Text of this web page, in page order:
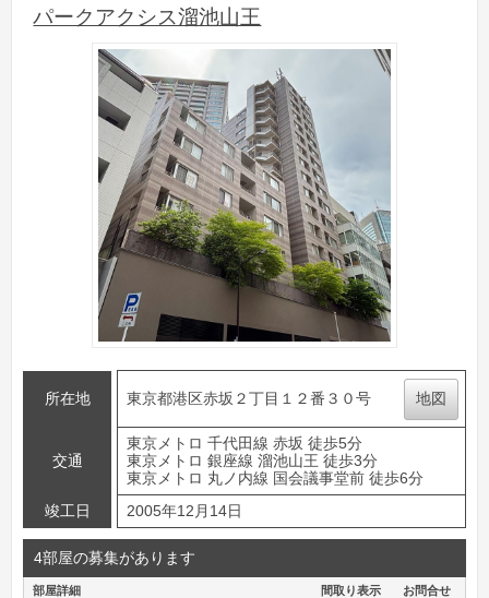
パークアクシス溜池山王
所在地 東京都港区赤坂２丁目１２番３０号 地図
交通
東京メトロ 千代田線 赤坂 徒歩5分
東京メトロ 銀座線 溜池山王 徒歩3分
東京メトロ 丸ノ内線 国会議事堂前 徒歩6分
竣工日
2005年12月14日
4部屋の募集があります
部屋詳細 間取り表示 お問合せ